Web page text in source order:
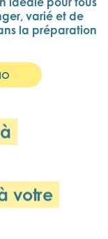
variéet de
la préparation
votre